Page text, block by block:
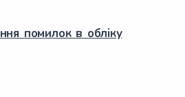
помилок в обліку